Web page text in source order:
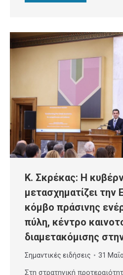
Κ. Σκρέκας: Η
μετασχηματίζει την
κόμβο πράσινης
πύλη, κέντρο
διαμετακόμισης
Σημαντικές ειδήσεις 31
Στη στρατηγική